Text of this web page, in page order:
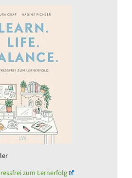
zum Lernerfolg